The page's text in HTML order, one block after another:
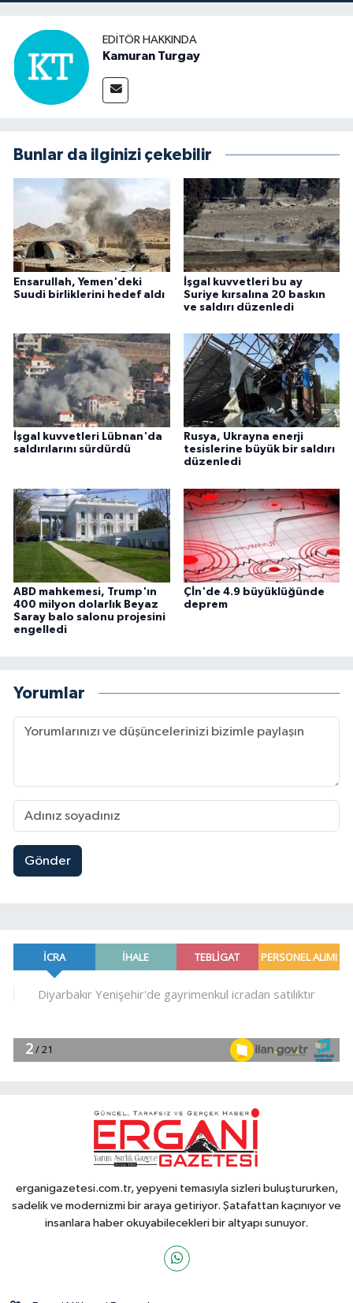
EDITÖR HAKKINDA
Kamuran Turgay
Bunlar da ilginizi çekebilir
Ensarullah, Yemen'deki
Suudi birliklerini hedef aldı
İşgal kuvvetleri bu ay
Suriye kırsalına 20 baskın
ve saldırı düzenledi
İşgal kuvvetleri Lübnan'da
saldırılarını sürdürdü
Rusya, Ukrayna enerji
tesislerine büyük bir saldırı
düzenledi
ABD mahkemesi, Trump'ın
400 milyon dolarlık Beyaz
Saray balo salonu projesini
engelledi
Çİn'de 4.9 büyüklüğünde
deprem
Yorumlar
Gönder
erganigazetesi.com.tr, yepyeni temasıyla sizleri buluştururken,
sadelik ve modernizmi bir araya getiriyor. Şatafattan kaçınıyor ve
insanlara haber okuyabilecekleri bir altyapı sunuyor.